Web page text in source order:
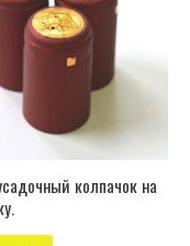
колпачок на